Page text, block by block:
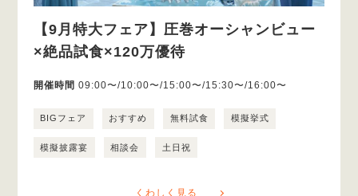
【9月特大フェア】圧巻オーシャンビュー
×絶品試食×120万優待
開催時間 09:00〜/10:00〜/15:00〜/15:30〜/16:00〜
BIGフェア おすすめ 無料試食 模擬挙式
模擬披露宴 相談会 土日祝
くわしく見る